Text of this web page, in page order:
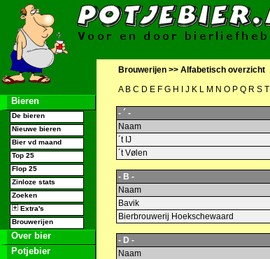
Bieren
De bieren
Nieuwe bieren
Bier vd maand
Top 25
Flop 25
Zinloze stats
Zoeken
Extra's
Brouwerijen
Over bier
Potjebier
Brouwerijen >> Alfabetisch overzicht
A B C D E F G H J K L M N O P Q R S T
- ´ -
Naam
´t IJ
´t Vølen
- B -
Naam
Bavik
Bierbrouwerij Hoekschewaard
- D -
Naam